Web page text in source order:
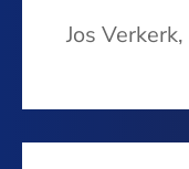
Jos Verkerk,